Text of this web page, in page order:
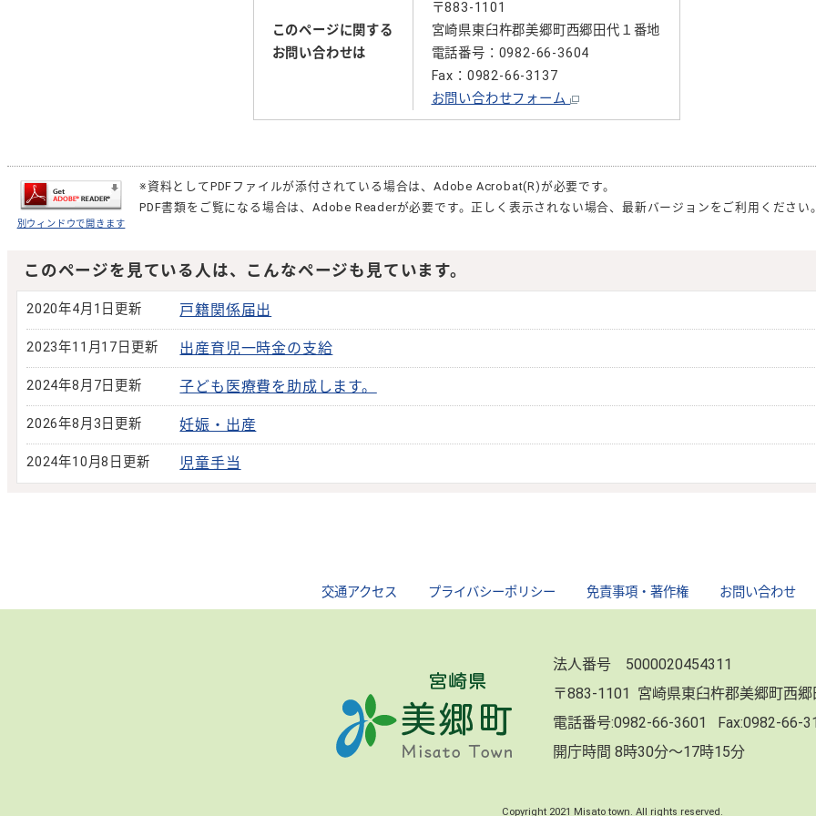
このページに関する
お問い合わせは
〒883-1101
宮崎県東臼杵郡美郷町西郷田代１番地
電話番号：0982-66-3604
Fax：0982-66-3137
お問い合わせフォーム
別ウィンドウで開きます
※資料としてPDFファイルが添付されている場合は、Adobe Acrobat(R)が必要です。
PDF書類をご覧になる場合は、Adobe Readerが必要です。正しく表示されない場合、最新バージョンをご利用ください。
このページを見ている人は、こんなページも見ています。
2020年4月1日更新 戸籍関係届出
2023年11月17日更新 出産育児一時金の支給
2024年8月7日更新 子ども医療費を助成します。
2026年8月3日更新 妊娠・出産
2024年10月8日更新 児童手当
交通アクセス プライバシーポリシー 免責事項・著作権 お問い合わせ
法人番号 5000020454311
〒883-1101 宮崎県東臼杵郡美郷町西
電話番号:0982-66-3601
Fax:0982-66-
開庁時間 8時30分～17時15分
Copyright 2021 Misato town. All rights reserved.